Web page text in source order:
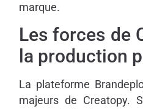
marque.
Les forces de
la production
La plateforme
majeurs de Creatopy.